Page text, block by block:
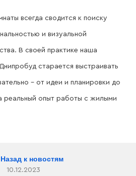
всегда сводится к поиску
и визуальной
В своей практике наша
старается выстраивать
– от идеи и планировки до
реальный опыт работы с жилыми
Назад к новостям
10.12.2023